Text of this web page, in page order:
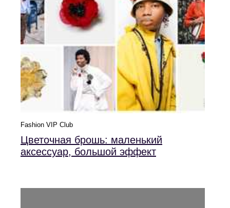
Fashion VIP Club
Цветочная брошь: маленький
аксессуар, большой эффект